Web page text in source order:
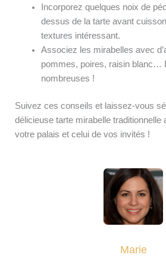
Incorporez quelques noix de
dessus de la tarte avant
textures intéressant.
Associez les mirabelles avec
pommes, poires, raisin blanc…
nombreuses !
Suivez ces conseils et laissez-vous
délicieuse tarte mirabelle traditionnelle
votre palais et celui de vos invités !
Marie